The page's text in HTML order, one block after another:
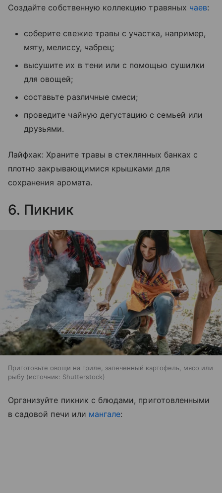
Создайте собственную коллекцию травяных чаев:
соберите свежие травы с участка, например,
мяту, мелиссу, чабрец;
высушите их в тени или с помощью сушилки
для овощей;
составьте различные смеси;
проведите чайную дегустацию с семьей или
друзьями.
Лайфхак: Храните травы в стеклянных банках с
плотно закрывающимися крышками для
сохранения аромата.
6. Пикник
Приготовьте овощи на гриле, запеченный картофель, мясо или
рыбу
источник: Shutterstock
Организуйте пикник с блюдами, приготовленными
в садовой печи или мангале: